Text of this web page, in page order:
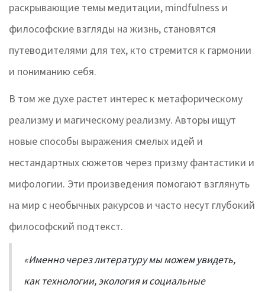
раскрывающие темы медитации, mindfulness и
философские взгляды на жизнь, становятся
путеводителями для тех, кто стремится к гармонии
и пониманию себя.
В том же духе растет интерес к метафорическому
реализму и магическому реализму. Авторы ищут
новые способы выражения смелых идей и
нестандартных сюжетов через призму фантастики и
мифологии. Эти произведения помогают взглянуть
на мир с необычных ракурсов и часто несут глубокий
философский подтекст.
«Именно через литературу мы можем увидеть,
как технологии, экология и социальные